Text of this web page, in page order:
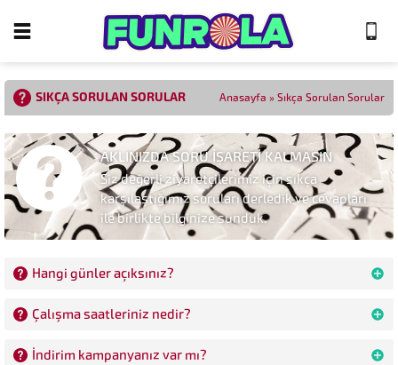
SIKÇA SORULAN SORULAR Anasayfa » Sıkça Sorulan Sorular
AKLINIZDA SORU İŞARETİ KALMASIN
Siz değerli ziyaretçilerimiz için sıkça
karşılaştığımız soruları derledik ve cevapları
ile birlikte bilginize sunduk.
Hangi günler açıksınız?
Çalışma saatleriniz nedir?
İndirim kampanyanız var mı?